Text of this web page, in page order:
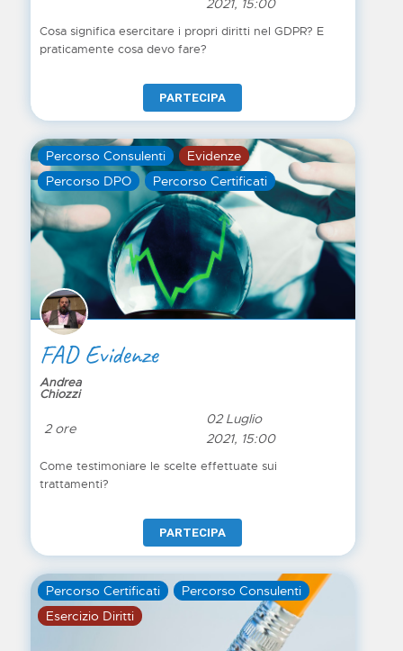
2021, 15:00
Cosa significa esercitare i propri diritti nel GDPR? E
praticamente cosa devo fare?
PARTECIPA
Percorso Consulenti
Evidenze
Percorso DPO
Percorso Certificati
FAD Evidenze
Andrea
Chiozzi
2 ore
02 Luglio
2021, 15:00
Come testimoniare le scelte effettuate sui
trattamenti?
PARTECIPA
Percorso Certificati
Percorso Consulenti
Esercizio Diritti